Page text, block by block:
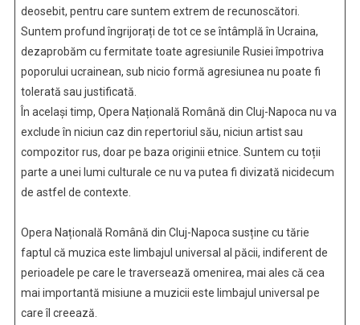
deosebit, pentru care suntem extrem de recunoscători.
Suntem profund îngrijorați de tot ce se întâmplă în Ucraina,
dezaprobăm cu fermitate toate agresiunile Rusiei împotriva
poporului ucrainean, sub nicio formă agresiunea nu poate fi
tolerată sau justificată.
În același timp, Opera Națională Română din Cluj-Napoca nu va
exclude în niciun caz din repertoriul său, niciun artist sau
compozitor rus, doar pe baza originii etnice. Suntem cu toții
parte a unei lumi culturale ce nu va putea fi divizată nicidecum
de astfel de contexte.
Opera Națională Română din Cluj-Napoca susține cu tărie
faptul că muzica este limbajul universal al păcii, indiferent de
perioadele pe care le traversează omenirea, mai ales că cea
mai importantă misiune a muzicii este limbajul universal pe
care îl creează.